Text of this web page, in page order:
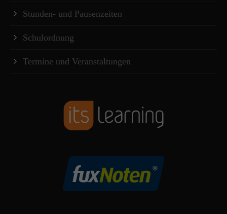
Stunden- und Pausenzeiten
Schulordnung
Termine und Veranstaltungen